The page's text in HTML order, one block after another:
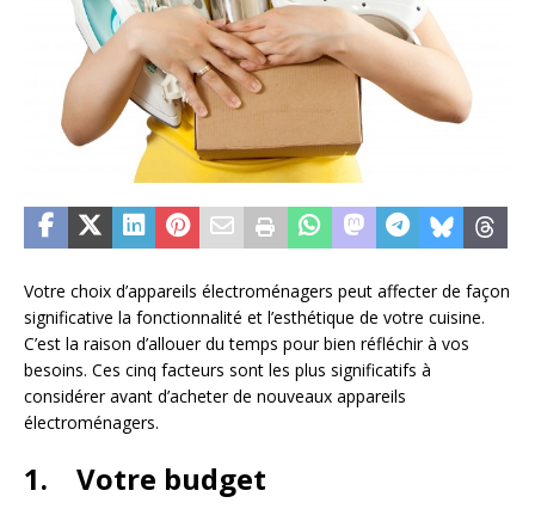
Votre choix d’appareils électroménagers peut affecter de façon
significative la fonctionnalité et l’esthétique de votre cuisine.
C’est la raison d’allouer du temps pour bien réfléchir à vos
besoins. Ces cinq facteurs sont les plus significatifs à
considérer avant d’acheter de nouveaux appareils
électroménagers.
1. Votre budget